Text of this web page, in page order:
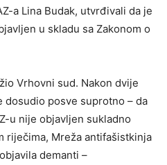
a Lina Budak, utvrđivali da je
u skladu sa Zakonom o
Vrhovni sud. Nakon dvije
dosudio posve suprotno – da
u nije objavljen sukladno
riječima, Mreža antifašistkinja
demanti –